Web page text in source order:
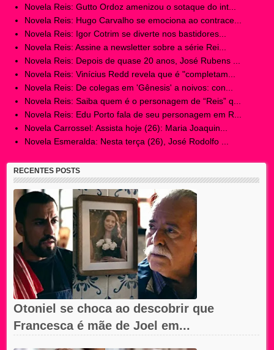
Novela Reis: Gutto Ordoz amenizou o sotaque do int...
Novela Reis: Hugo Carvalho se emociona ao contrace...
Novela Reis: Igor Cotrim se diverte nos bastidores...
Novela Reis: Assine a newsletter sobre a série Rei...
Novela Reis: Depois de quase 20 anos, José Rubens ...
Novela Reis: Vinícius Redd revela que é "completam...
Novela Reis: De colegas em 'Gênesis' a noivos: con...
Novela Reis: Saiba quem é o personagem de “Reis” q...
Novela Reis: Edu Porto fala de seu personagem em R...
Novela Carrossel: Assista hoje (26): Maria Joaquin...
Novela Esmeralda: Nesta terça (26), José Rodolfo ...
RECENTES POSTS
Otoniel se choca ao descobrir que
Francesca é mãe de Joel em...